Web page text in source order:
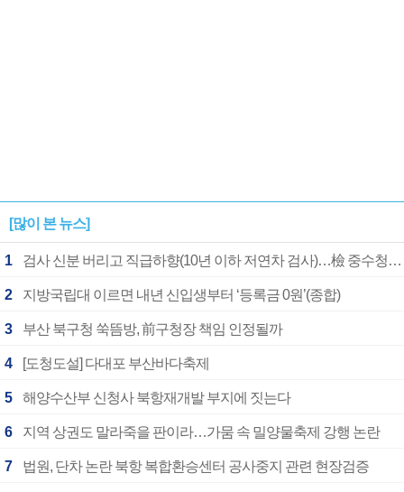
[많이 본 뉴스]
1 검사 신분 버리고 직급하향(10년 이하 저연차 검사)…檢 중수청행 기피
2 지방국립대 이르면 내년 신입생부터 ‘등록금 0원’(종합)
3 부산 북구청 쑥뜸방, 前구청장 책임 인정될까
4 [도청도설] 다대포 부산바다축제
5 해양수산부 신청사 북항재개발 부지에 짓는다
6 지역 상권도 말라죽을 판이라…가뭄 속 밀양물축제 강행 논란
7 법원, 단차 논란 북항 복합환승센터 공사중지 관련 현장검증